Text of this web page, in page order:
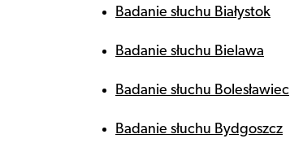
Badanie słuchu Białystok
Badanie słuchu Bielawa
Badanie słuchu Bolesławiec
Badanie słuchu Bydgoszcz